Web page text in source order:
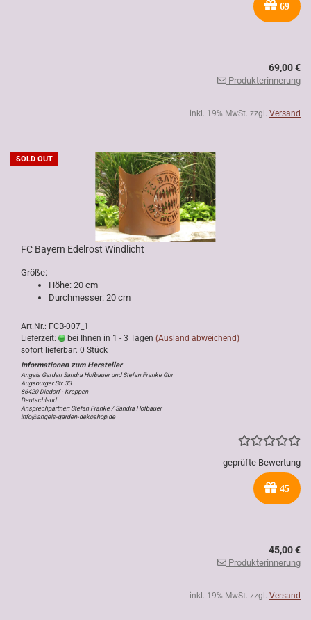
69
69,00 €
Produkterinnerung
inkl. 19% MwSt. zzgl. Versand
SOLD OUT
FC Bayern Edelrost Windlicht
Größe:
Höhe: 20 cm
Durchmesser: 20 cm
Art.Nr.: FCB-007_1
Lieferzeit:
bei Ihnen in 1 - 3 Tagen (Ausland abweichend)
sofort lieferbar: 0 Stück
Angels Garden Sandra Hofbauer und Stefan Franke Gbr
Augsburger Str. 33
86420 Diedorf - Kreppen
Deutschland
Ansprechpartner: Stefan Franke / Sandra Hofbauer
info@angels-garden-dekoshop.de
geprüfte Bewertung
45
45,00 €
Produkterinnerung
inkl. 19% MwSt. zzgl. Versand